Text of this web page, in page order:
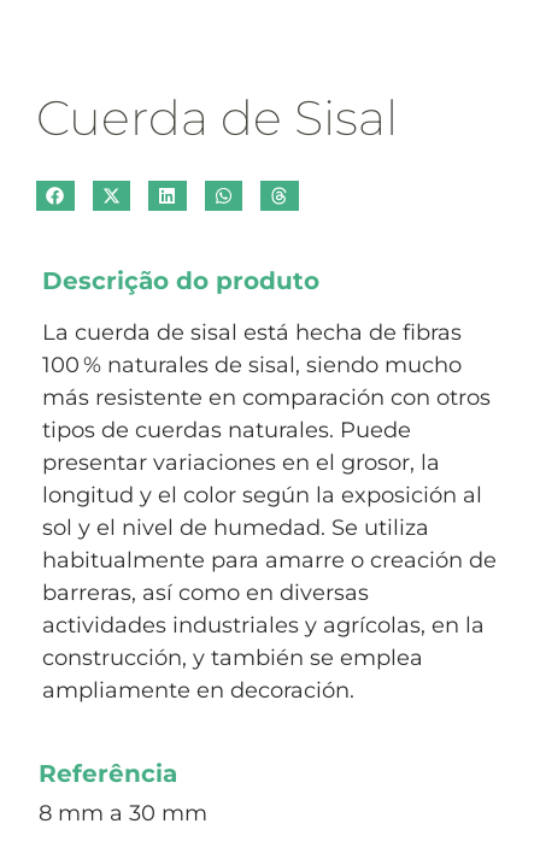
Cuerda de Sisal
Descrição do produto
La cuerda de sisal está hecha de fibras
100 % naturales de sisal, siendo mucho
más resistente en comparación con otros
tipos de cuerdas naturales. Puede
presentar variaciones en el grosor, la
longitud y el color según la exposición al
sol y el nivel de humedad. Se utiliza
habitualmente para amarre o creación de
barreras, así como en diversas
actividades industriales y agrícolas, en la
construcción, y también se emplea
ampliamente en decoración.
Referência
8 mm a 30 mm